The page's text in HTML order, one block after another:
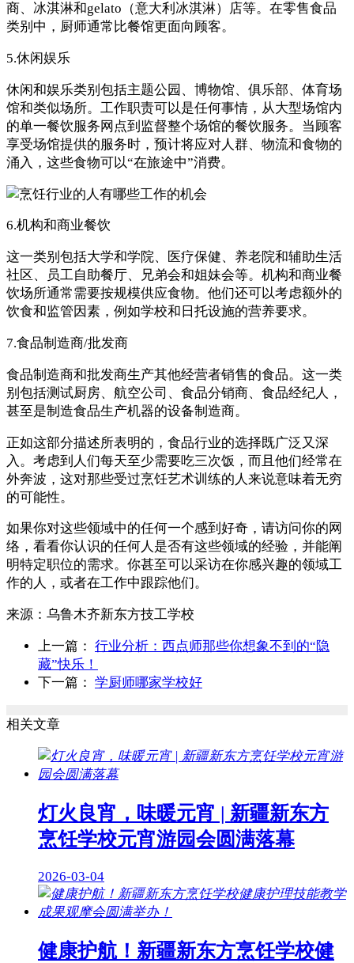
商、冰淇淋和gelato（意大利冰淇淋）店等。在零售食品
类别中，厨师通常比餐馆更面向顾客。
5.休闲娱乐
休闲和娱乐类别包括主题公园、博物馆、俱乐部、体育场
馆和类似场所。工作职责可以是任何事情，从大型场馆内
的单一餐饮服务网点到监督整个场馆的餐饮服务。当顾客
享受场馆提供的服务时，预计将应对人群、物流和食物的
涌入，这些食物可以“在旅途中”消费。
6.机构和商业餐饮
这一类别包括大学和学院、医疗保健、养老院和辅助生活
社区、员工自助餐厅、兄弟会和姐妹会等。机构和商业餐
饮场所通常需要按规模供应食物。他们还可以考虑额外的
饮食和监管因素，例如学校和日托设施的营养要求。
7.食品制造商/批发商
食品制造商和批发商生产其他经营者销售的食品。这一类
别包括测试厨房、航空公司、食品分销商、食品经纪人，
甚至是制造食品生产机器的设备制造商。
正如这部分描述所表明的，食品行业的选择既广泛又深
入。考虑到人们每天至少需要吃三次饭，而且他们经常在
外奔波，这对那些受过烹饪艺术训练的人来说意味着无穷
的可能性。
如果你对这些领域中的任何一个感到好奇，请访问你的网
络，看看你认识的任何人是否有这些领域的经验，并能阐
明特定职位的需求。你甚至可以采访在你感兴趣的领域工
作的人，或者在工作中跟踪他们。
来源： 乌鲁木齐新东方技工学校
上一篇： 行业分析：西点师那些你想象不到的“隐
藏”快乐！
下一篇： 学厨师哪家学校好
相关文章
灯火良宵，味暖元宵 | 新疆新东方
烹饪学校元宵游园会圆满落幕
2026-03-04
健康护航！新疆新东方烹饪学校健